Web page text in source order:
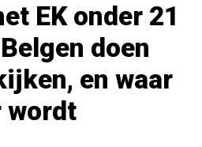
EK onder 21
doen
en waar
wordt